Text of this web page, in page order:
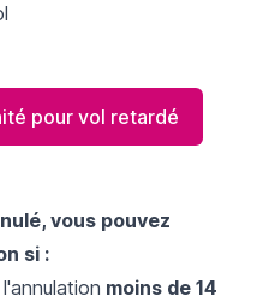
pour vol retardé
vous pouvez
si :
moins de 14